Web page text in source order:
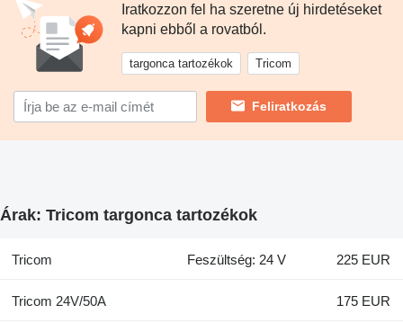
Iratkozzon fel ha szeretne új hirdetéseket
kapni ebből a rovatból.
targonca tartozékok Tricom
Feliratkozás
Árak: Tricom targonca tartozékok
Tricom Feszültség: 24 V 225 EUR
Tricom 24V/50A 175 EUR